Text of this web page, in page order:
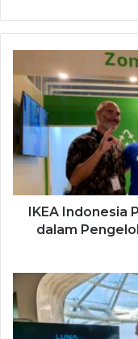
IKEA
dalam